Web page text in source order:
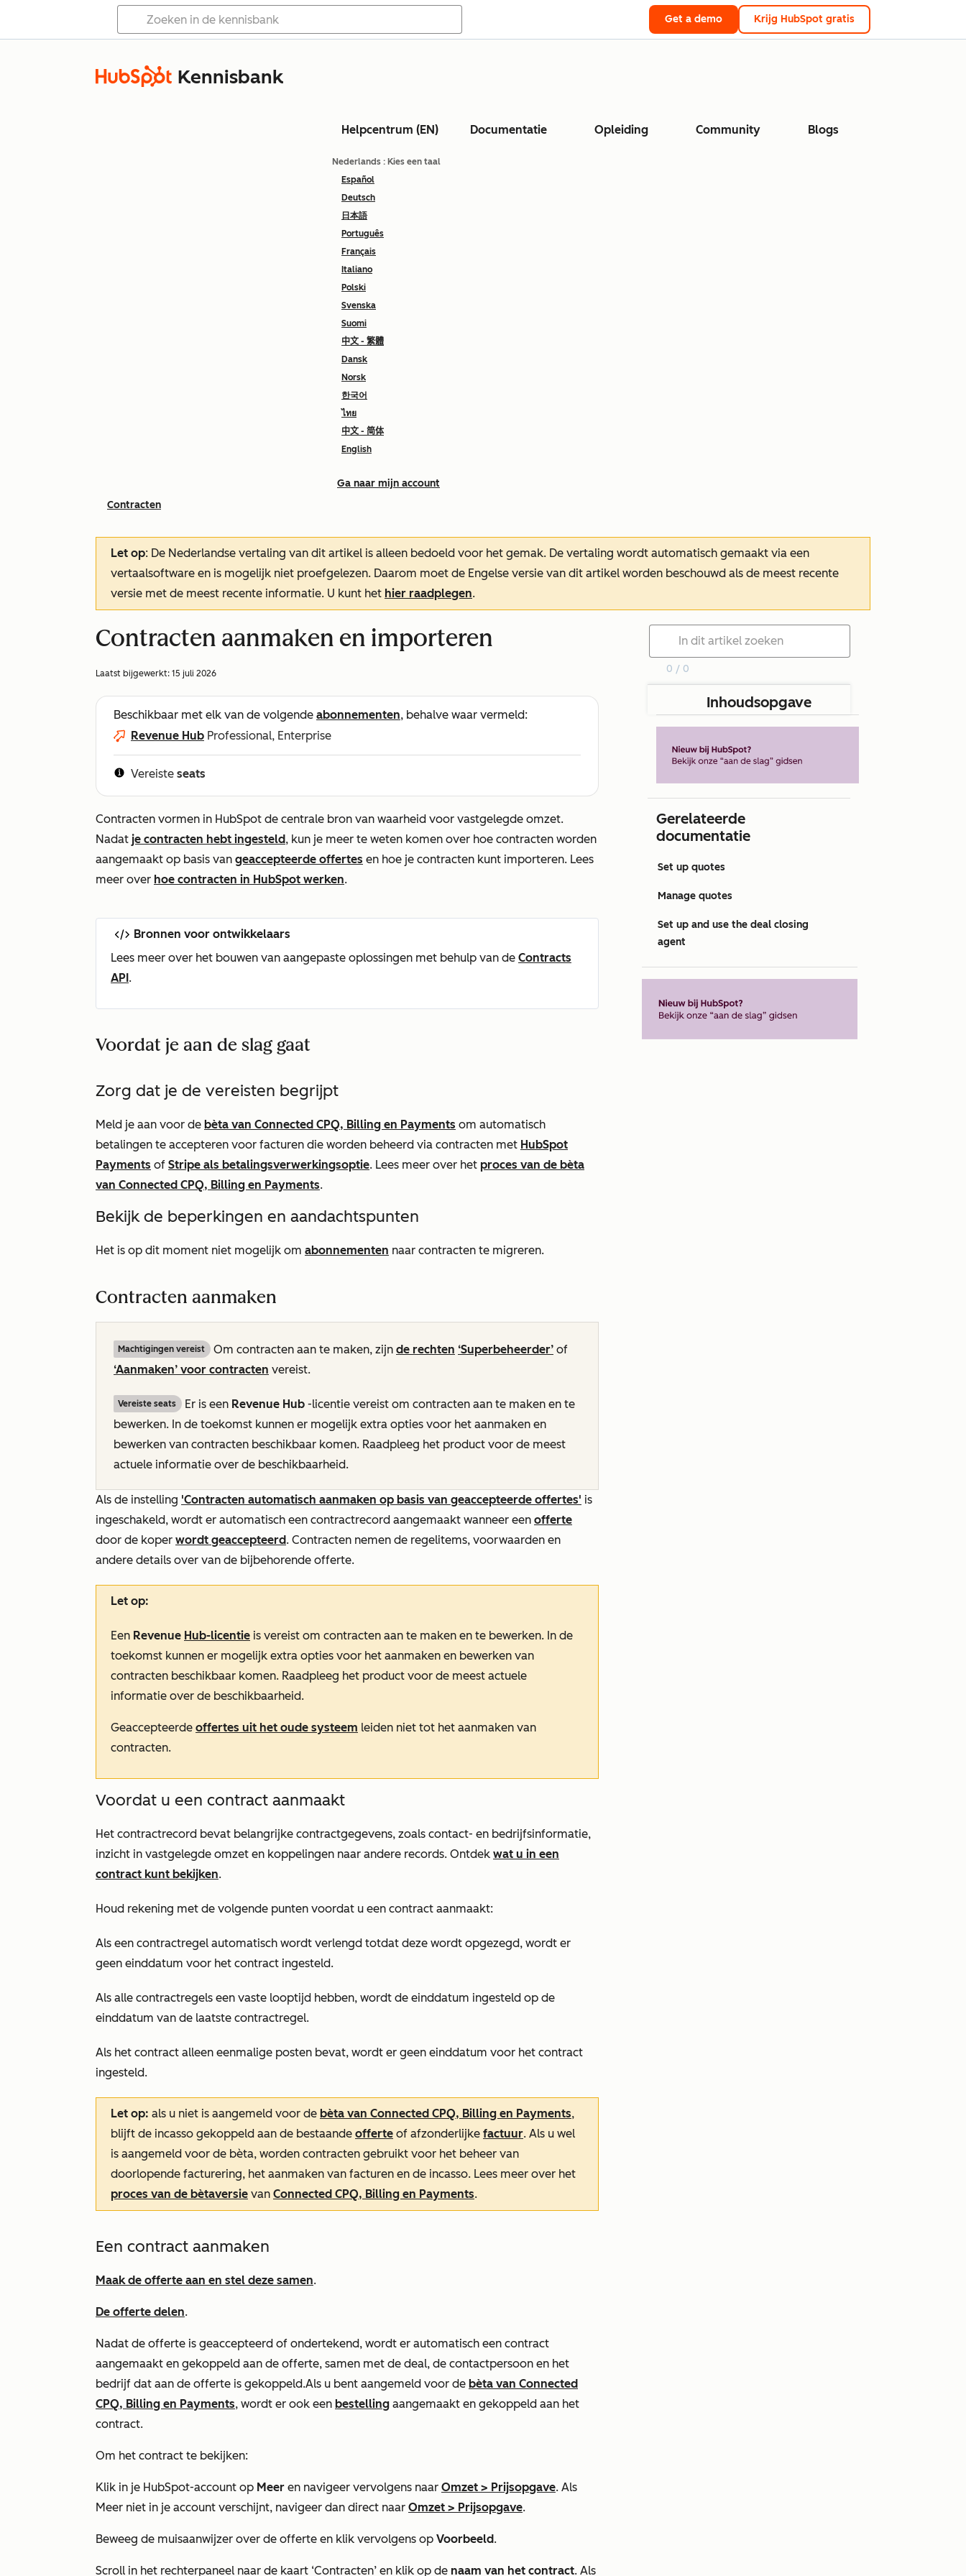
Get a demo Krijg HubSpot gratis
Kennisbank
Helpcentrum (EN) Documentatie Opleiding Community Blogs
Nederlands : Kies een taal
Español
Deutsch
日本語
Português
Français
Italiano
Polski
Svenska
Suomi
中文 - 繁體
Dansk
Norsk
한국어
ไทย
中文 - 简体
English
Ga naar mijn account
Contracten
Let op: De Nederlandse vertaling van dit artikel is alleen bedoeld voor het gemak. De vertaling wordt automatisch gemaakt via een
vertaalsoftware en is mogelijk niet proefgelezen. Daarom moet de Engelse versie van dit artikel worden beschouwd als de meest recente
versie met de meest recente informatie. U kunt het hier raadplegen.
Contracten aanmaken en importeren
Laatst bijgewerkt: 15 juli 2026
Beschikbaar met elk van de volgende abonnementen, behalve waar vermeld:
Revenue Hub Professional, Enterprise
Vereiste seats
Contracten vormen in HubSpot de centrale bron van waarheid voor vastgelegde omzet.
Nadat je contracten hebt ingesteld, kun je meer te weten komen over hoe contracten worden
aangemaakt op basis van geaccepteerde offertes en hoe je contracten kunt importeren. Lees
meer over hoe contracten in HubSpot werken.
Bronnen voor ontwikkelaars
Lees meer over het bouwen van aangepaste oplossingen met behulp van de Contracts
API .
Voordat je aan de slag gaat
Zorg dat je de vereisten begrijpt
Meld je aan voor de bèta van Connected CPQ, Billing en Payments om automatisch
betalingen te accepteren voor facturen die worden beheerd via contracten met HubSpot
Payments of Stripe als betalingsverwerkingsoptie. Lees meer over het proces van de bèta
van Connected CPQ, Billing en Payments.
Bekijk de beperkingen en aandachtspunten
Het is op dit moment niet mogelijk om abonnementen naar contracten te migreren.
Contracten aanmaken
Machtigingen vereist Om contracten aan te maken, zijn de rechten ‘Superbeheerder’ of
‘Aanmaken’ voor contracten vereist.
Vereiste seats Er is een Revenue Hub -licentie vereist om contracten aan te maken en te
bewerken. In de toekomst kunnen er mogelijk extra opties voor het aanmaken en
bewerken van contracten beschikbaar komen. Raadpleeg het product voor de meest
actuele informatie over de beschikbaarheid.
Als de instelling 'Contracten automatisch aanmaken op basis van geaccepteerde offertes' is
ingeschakeld, wordt er automatisch een contractrecord aangemaakt wanneer een offerte
door de koper wordt geaccepteerd. Contracten nemen de regelitems, voorwaarden en
andere details over van de bijbehorende offerte.
Let op:
Een Revenue Hub-licentie is vereist om contracten aan te maken en te bewerken. In de
toekomst kunnen er mogelijk extra opties voor het aanmaken en bewerken van
contracten beschikbaar komen. Raadpleeg het product voor de meest actuele
informatie over de beschikbaarheid.
Geaccepteerde offertes uit het oude systeem leiden niet tot het aanmaken van
contracten.
Voordat u een contract aanmaakt
Het contractrecord bevat belangrijke contractgegevens, zoals contact- en bedrijfsinformatie,
inzicht in vastgelegde omzet en koppelingen naar andere records. Ontdek wat u in een
contract kunt bekijken.
Houd rekening met de volgende punten voordat u een contract aanmaakt:
Als een contractregel automatisch wordt verlengd totdat deze wordt opgezegd, wordt er
geen einddatum voor het contract ingesteld.
Als alle contractregels een vaste looptijd hebben, wordt de einddatum ingesteld op de
einddatum van de laatste contractregel.
Als het contract alleen eenmalige posten bevat, wordt er geen einddatum voor het contract
ingesteld.
Let op: als u niet is aangemeld voor de bèta van Connected CPQ, Billing en Payments,
blijft de incasso gekoppeld aan de bestaande offerte of afzonderlijke factuur. Als u wel
is aangemeld voor de bèta, worden contracten gebruikt voor het beheer van
doorlopende facturering, het aanmaken van facturen en de incasso. Lees meer over het
proces van de bètaversie van Connected CPQ, Billing en Payments.
Een contract aanmaken
Maak de offerte aan en stel deze samen.
De offerte delen.
Nadat de offerte is geaccepteerd of ondertekend, wordt er automatisch een contract
aangemaakt en gekoppeld aan de offerte, samen met de deal, de contactpersoon en het
bedrijf dat aan de offerte is gekoppeld.Als u bent aangemeld voor de bèta van Connected
CPQ, Billing en Payments, wordt er ook een bestelling aangemaakt en gekoppeld aan het
contract.
Om het contract te bekijken:
Klik in je HubSpot-account op Meer en navigeer vervolgens naar Omzet > Prijsopgave. Als
Meer niet in je account verschijnt, navigeer dan direct naar Omzet > Prijsopgave.
Beweeg de muisaanwijzer over de offerte en klik vervolgens op Voorbeeld.
Scroll in het rechterpaneel naar de kaart ‘Contracten’ en klik op de naam van het contract. Als
0 / 0
Inhoudsopgave
Gerelateerde
documentatie
Set up quotes
Manage quotes
Set up and use the deal closing
agent